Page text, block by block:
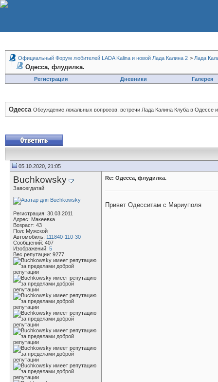
Официальный Форум любителей LADA Kalina и новой Лада Калина 2 > Лада
Одесса, флудилка.
Регистрация Дневники Галерея
Одесса Обсуждение локальных вопросов, встречи Лада Калина Клуба в Одессе
05.10.2020, 21:05
Buchkowsky
Завсегдатай
Регистрация: 30.03.2011
Адрес: Макеевка
Возраст: 43
Пол: Мужской
Автомобиль: 111840-110-30
Сообщений: 407
Изображений: 5
Вес репутации: 9277
Re: Одесса, флудилка.
Привет Одесситам с Мариуполя